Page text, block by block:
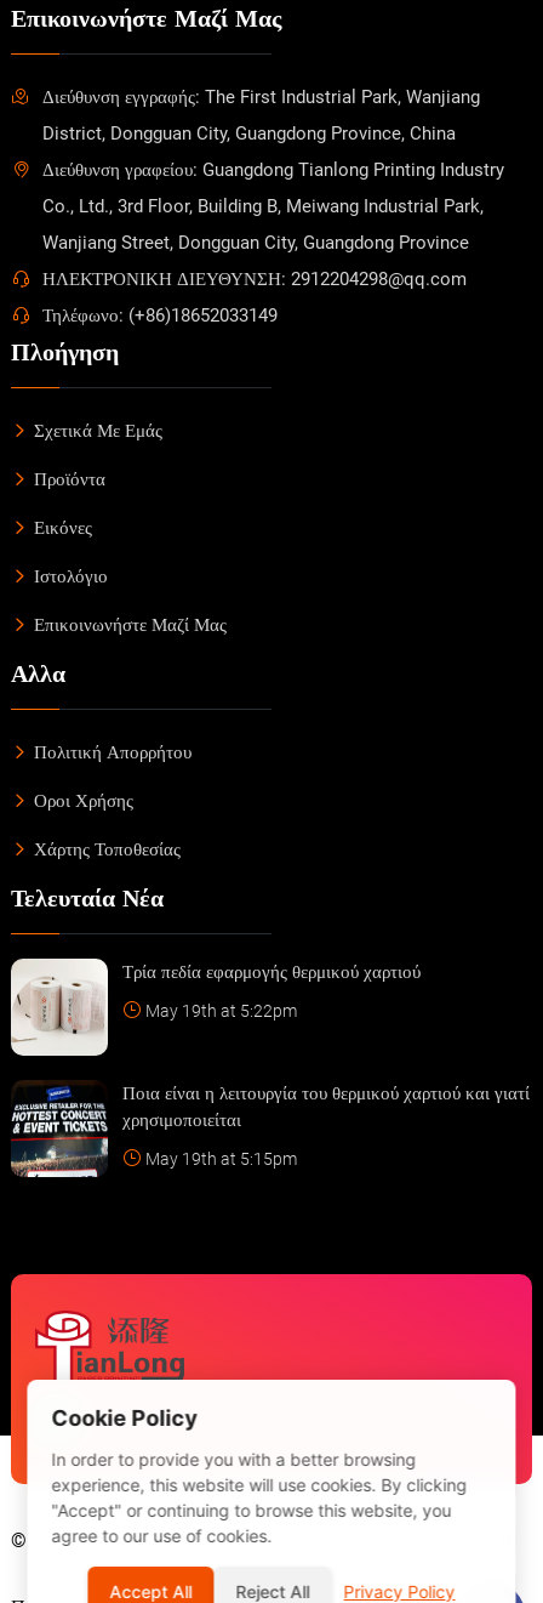
Επικοινωνήστε Μαζί Μας
Διεύθυνση εγγραφής: The First Industrial Park, Wanjiang
District, Dongguan City, Guangdong Province, China
Διεύθυνση γραφείου: Guangdong Tianlong Printing Industry
Co., Ltd., 3rd Floor, Building B, Meiwang Industrial Park,
Wanjiang Street, Dongguan City, Guangdong Province
ΗΛΕΚΤΡΟΝΙΚΗ ΔΙΕΥΘΥΝΣΗ: 2912204298@qq.com
Τηλέφωνο: (+86)18652033149
Πλοήγηση
Σχετικά Με Εμάς
Προϊόντα
Εικόνες
Ιστολόγιο
Επικοινωνήστε Μαζί Μας
Αλλα
Πολιτική Απορρήτου
Οροι Χρήσης
Χάρτης Τοποθεσίας
Τελευταία Νέα
Τρία πεδία εφαρμογής θερμικού χαρτιού
May 19th at 5:22pm
Ποια είναι η λειτουργία του θερμικού χαρτιού και γιατί
χρησιμοποιείται
May 19th at 5:15pm
© 2026 Guangdong Tianlong Printing Technology Co., LTD.
Cookie Policy
In order to provide you with a better browsing
experience, this website will use cookies. By clicking
"Accept" or continuing to browse this website, you
agree to our use of cookies.
Accept All Reject All Privacy Policy